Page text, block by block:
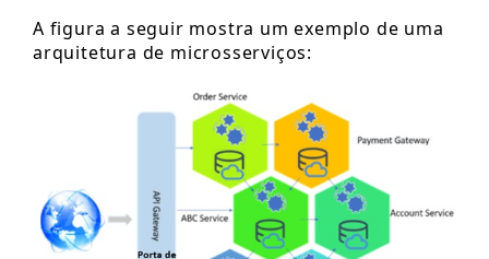
A figura a seguir mostra um exemplo de uma
arquitetura de microsserviços: